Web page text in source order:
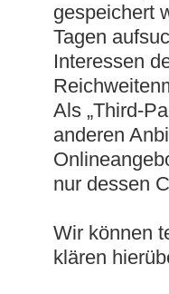
gespeichert
Tagen
Interessen
Als „Third-
anderen
nur dessen
Wir können
klären